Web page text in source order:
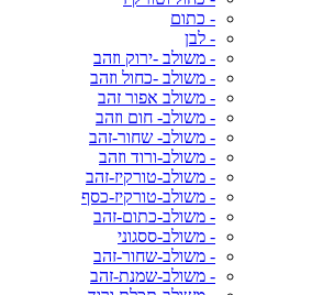
- כתום
- לבן
- משולב -ירוק וזהב
- משולב -כחול וזהב
- משולב אפור זהב
- משולב- חום וזהב
- משולב- שחור-זהב
- משולב-ורוד וזהב
- משולב-טורקיז-זהב
- משולב-טורקיז-כסף
- משולב-כתום-זהב
- משולב-ססגוני
- משולב-שחור-זהב
- משולב-שמנת-זהב